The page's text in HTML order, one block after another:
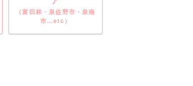
（富田林・泉佐野市・泉南
市…etc）